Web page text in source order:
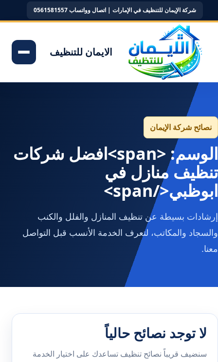
شركة الإيمان للتنظيف في الإمارات | اتصال وواتساب 0561581557
الايمان للتنظيف
نصائح شركة الإيمان
الوسم: <span>افضل شركات
تنظيف منازل في
ابوظبي</span>
إرشادات بسيطة عن تنظيف المنازل والفلل والكنب
والسجاد والمكاتب، لتعرف الخدمة الأنسب قبل التواصل
معنا.
لا توجد نصائح حالياً
سنضيف قريباً نصائح تنظيف تساعدك على اختيار الخدمة